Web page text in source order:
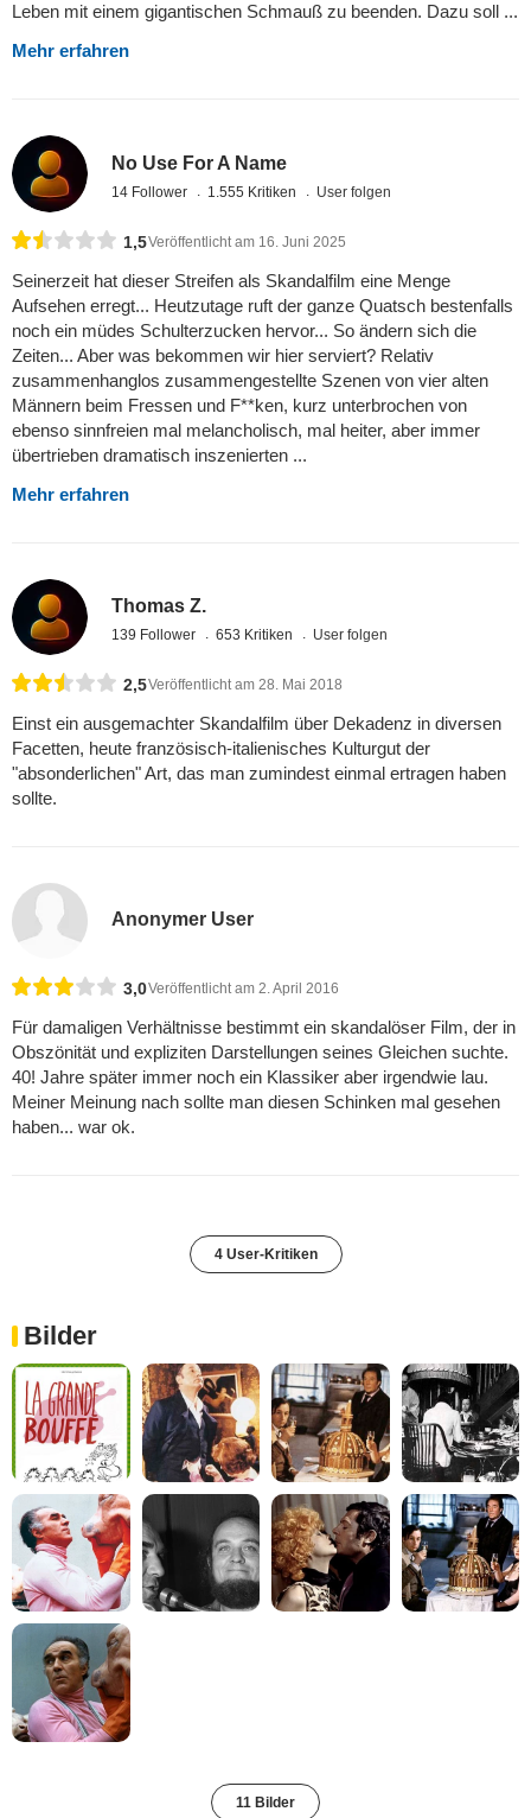
Leben mit einem gigantischen Schmauß zu beenden. Dazu soll ...
Mehr erfahren
No Use For A Name
14 Follower 1.555 Kritiken User folgen
1,5Veröffentlicht am 16. Juni 2025
Seinerzeit hat dieser Streifen als Skandalfilm eine Menge
Aufsehen erregt... Heutzutage ruft der ganze Quatsch bestenfalls
noch ein müdes Schulterzucken hervor... So ändern sich die
Zeiten... Aber was bekommen wir hier serviert? Relativ
zusammenhanglos zusammengestellte Szenen von vier alten
Männern beim Fressen und F**ken, kurz unterbrochen von
ebenso sinnfreien mal melancholisch, mal heiter, aber immer
übertrieben dramatisch inszenierten ...
Mehr erfahren
Thomas Z.
139 Follower 653 Kritiken User folgen
2,5Veröffentlicht am 28. Mai 2018
Einst ein ausgemachter Skandalfilm über Dekadenz in diversen
Facetten, heute französisch-italienisches Kulturgut der
"absonderlichen" Art, das man zumindest einmal ertragen haben
sollte.
Anonymer User
3,0Veröffentlicht am 2. April 2016
Für damaligen Verhältnisse bestimmt ein skandalöser Film, der in
Obszönität und expliziten Darstellungen seines Gleichen suchte.
40! Jahre später immer noch ein Klassiker aber irgendwie lau.
Meiner Meinung nach sollte man diesen Schinken mal gesehen
haben... war ok.
4 User-Kritiken
Bilder
11 Bilder